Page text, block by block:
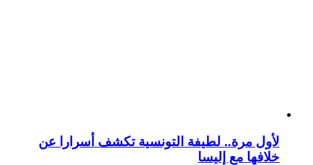
لأول مرة.. لطيفة التونسية تكشف أسرارا عن
خلافها مع إليسا